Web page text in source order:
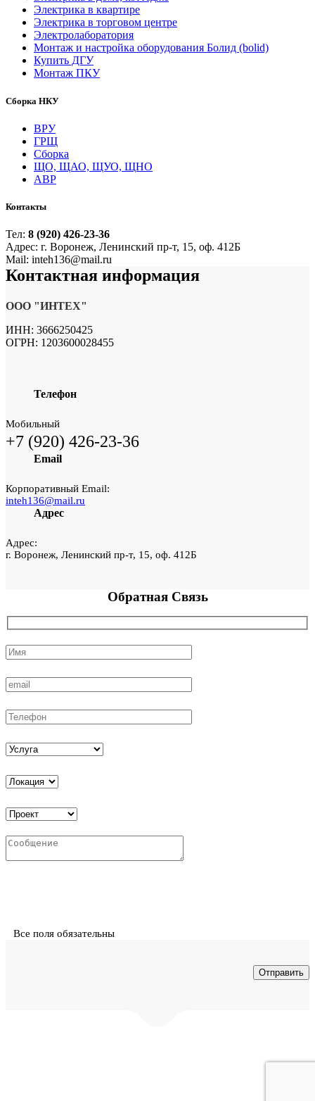
Электрика в квартире
Электрика в торговом центре
Электролаборатория
Монтаж и настройка оборудования Болид (bolid)
Купить ДГУ
Монтаж ПКУ
Сборка НКУ
ВРУ
ГРЩ
Сборка
ЩО, ЩАО, ЩУО, ЩНО
АВР
Контакты
Тел: 8 (920) 426-23-36
Адрес: г. Воронеж, Ленинский пр-т, 15, оф. 412Б
Mail: inteh136@mail.ru
Контактная информация
ООО "ИНТЕХ"
ИНН: 3666250425
ОГРН: 1203600028455
Телефон
Мобильный
+7 (920) 426-23-36
Email
Корпоративный Email:
inteh136@mail.ru
Адрес
Адрес:
г. Воронеж, Ленинский пр-т, 15, оф. 412Б
Обратная Связь
Все поля обязательны